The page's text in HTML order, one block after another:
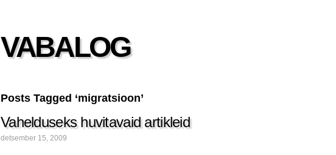
VABALOG
Posts Tagged ‘migratsioon’
Vahelduseks huvitavaid artikleid
detsember 15, 2009